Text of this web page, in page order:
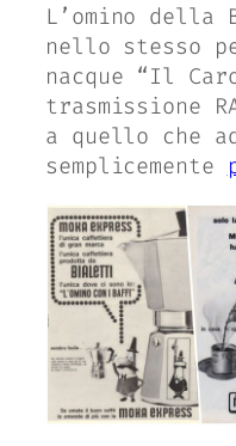
L’omino della
nello stesso
nacque “Il
trasmissione
a quello che
semplicemente